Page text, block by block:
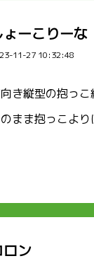
ーこりーな
11-27 10:32:48
き縦型の抱っこ
まま抱っこよ
ン